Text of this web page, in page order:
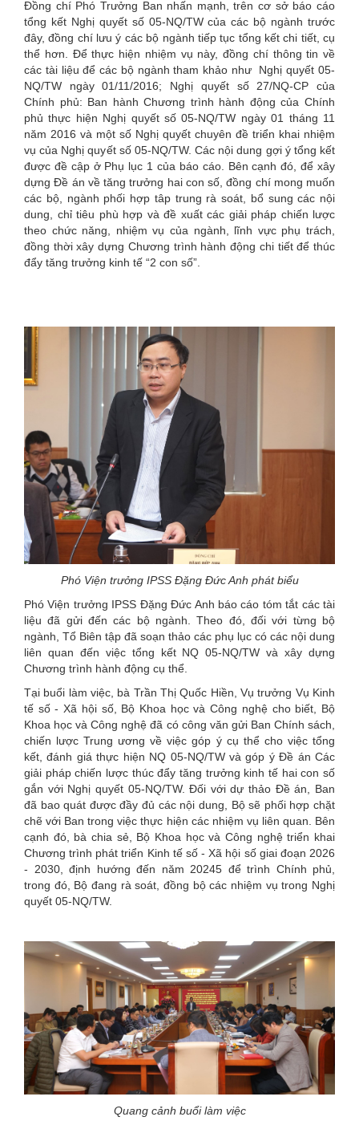
Đồng chí Phó Trưởng Ban nhấn mạnh, trên cơ sở báo cáo
tổng kết Nghị quyết số 05-NQ/TW của các bộ ngành trước
đây, đồng chí lưu ý các bộ ngành tiếp tục tổng kết chi tiết, cụ
thể hơn. Để thực hiện nhiệm vụ này, đồng chí thông tin về
các tài liệu để các bộ ngành tham khảo như Nghị quyết 05-
NQ/TW ngày 01/11/2016; Nghị quyết số 27/NQ-CP của
Chính phủ: Ban hành Chương trình hành động của Chính
phủ thực hiện Nghị quyết số 05-NQ/TW ngày 01 tháng 11
năm 2016 và một số Nghị quyết chuyên đề triển khai nhiệm
vụ của Nghị quyết số 05-NQ/TW. Các nội dung gợi ý tổng kết
được đề cập ở Phụ lục 1 của báo cáo. Bên cạnh đó, để xây
dựng Đề án về tăng trưởng hai con số, đồng chí mong muốn
các bộ, ngành phối hợp tâp trung rà soát, bổ sung các nội
dung, chỉ tiêu phù hợp và đề xuất các giải pháp chiến lược
theo chức năng, nhiệm vụ của ngành, lĩnh vực phụ trách,
đồng thời xây dựng Chương trình hành động chi tiết để thúc
đẩy tăng trưởng kinh tế “2 con số”.
Phó Viện trưởng IPSS Đặng Đức Anh phát biểu
Phó Viện trưởng IPSS Đặng Đức Anh báo cáo tóm tắt các tài
liệu đã gửi đến các bộ ngành. Theo đó, đối với từng bộ
ngành, Tổ Biên tập đã soạn thảo các phụ lục có các nội dung
liên quan đến việc tổng kết NQ 05-NQ/TW và xây dựng
Chương trình hành động cụ thể.
Tại buổi làm việc, bà Trần Thị Quốc Hiền, Vụ trưởng Vụ Kinh
tế số - Xã hội số, Bộ Khoa học và Công nghệ cho biết, Bộ
Khoa học và Công nghệ đã có công văn gửi Ban Chính sách,
chiến lược Trung ương về việc góp ý cụ thể cho việc tổng
kết, đánh giá thực hiện NQ 05-NQ/TW và góp ý Đề án Các
giải pháp chiến lược thúc đẩy tăng trưởng kinh tế hai con số
gắn với Nghị quyết 05-NQ/TW. Đối với dự thảo Đề án, Ban
đã bao quát được đầy đủ các nội dung, Bộ sẽ phối hợp chặt
chẽ với Ban trong việc thực hiện các nhiệm vụ liên quan. Bên
cạnh đó, bà chia sẻ, Bộ Khoa học và Công nghệ triển khai
Chương trình phát triển Kinh tế số - Xã hội số giai đoạn 2026
- 2030, định hướng đến năm 20245 để trình Chính phủ,
trong đó, Bộ đang rà soát, đồng bộ các nhiệm vụ trong Nghị
quyết 05-NQ/TW.
Quang cảnh buổi làm việc